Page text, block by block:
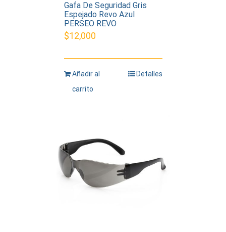
Gafa De Seguridad Gris
Espejado Revo Azul
PERSEO REVO
$12,000
Añadir al
carrito
Detalles